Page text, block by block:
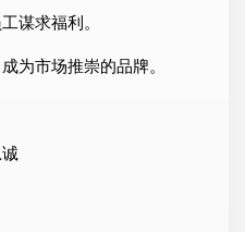
谋求福利。
为市场推崇的品牌。